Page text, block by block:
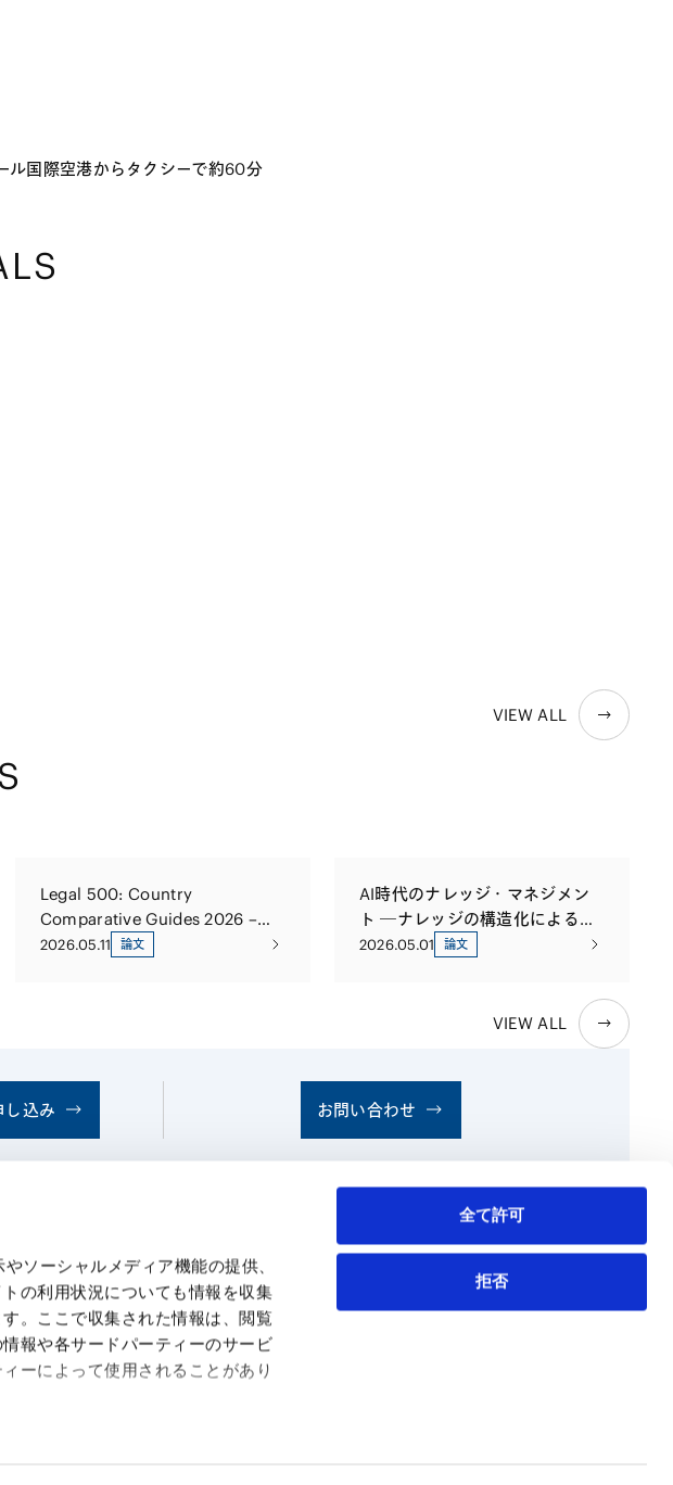
ソーシャルメディア機能の提供、
の利用状況についても情報を収集
。ここで収集された情報は、閲覧
報や各サードパーティーのサービ
ーによって使用されることがあり
全て許可
拒否
ル国際空港からタクシーで約60分
VIEW ALL
Legal 500: Country
Comparative Guides 2026 –
Japan Lending & Secured
2026.05.11 論文
AI時代のナレッジ・マネジメン
ト ―ナレッジの構造化による活
用と戦略的設計
2026.05.01 論文
VIEW ALL
し込み お問い合わせ
弁護士等
取扱業務
インサイト
サイトマップ
利用条件
プライバシー・ポリシー